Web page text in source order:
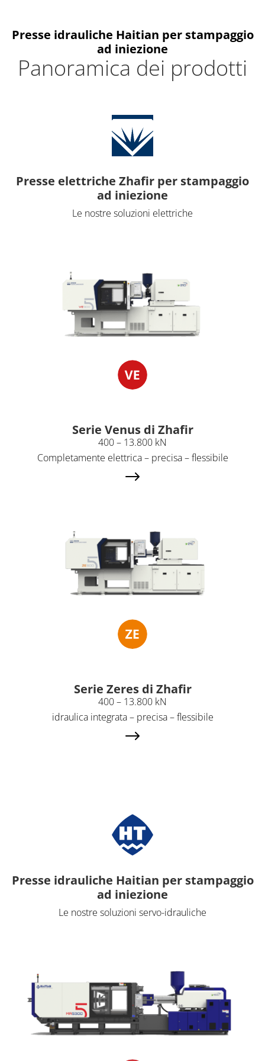
Panoramica dei prodotti
Presse idrauliche Haitian per stampaggio
ad iniezione
Presse elettriche Zhafir per stampaggio
ad iniezione
Le nostre soluzioni elettriche
Serie Venus di Zhafir
400 – 13.800 kN
Completamente elettrica – precisa – flessibile
$
Serie Zeres di Zhafir
400 – 13.800 kN
idraulica integrata – precisa – flessibile
$
Presse idrauliche Haitian per stampaggio
ad iniezione
Le nostre soluzioni servo-idrauliche